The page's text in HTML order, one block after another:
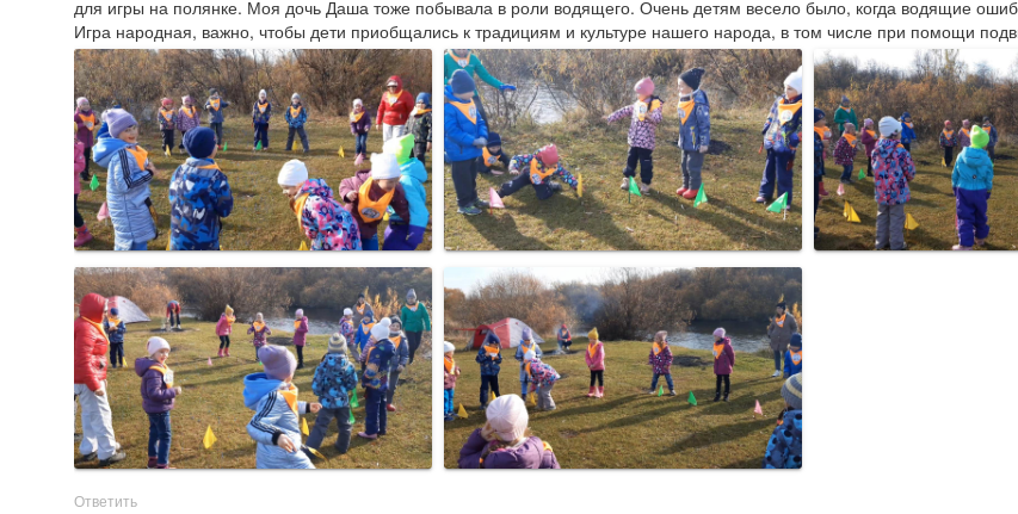
для игры на полянке. Моя дочь Даша тоже побывала в роли водящего. Очень детям весело было, когда водящие
Игра народная, важно, чтобы дети приобщались к традициям и культуре нашего народа, в том числе при помощи
Ответить